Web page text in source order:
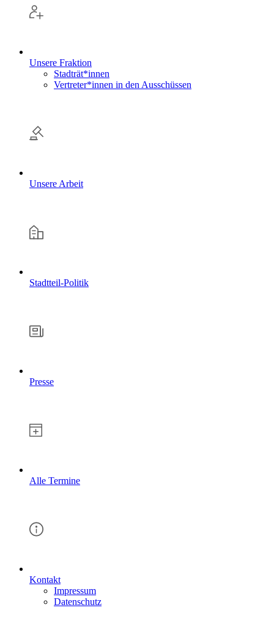
Unsere Fraktion
Stadträt*innen
Vertreter*innen in den Ausschüssen
Unsere Arbeit
Stadtteil-Politik
Presse
Alle Termine
Kontakt
Impressum
Datenschutz